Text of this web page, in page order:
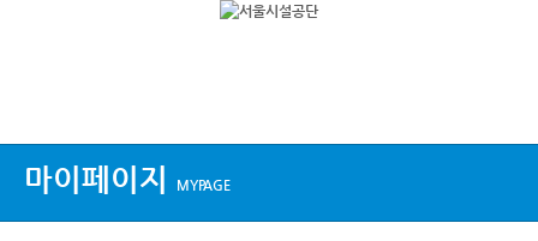
마이페이지 MYPAGE